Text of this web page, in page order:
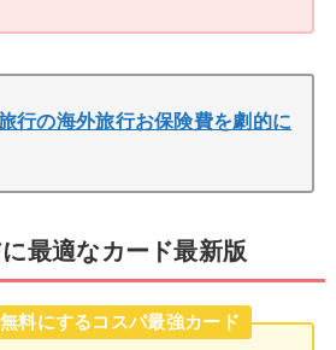
行の海外旅行お保険費を劇的に
最適なカード最新版
料にするコスパ最強カード